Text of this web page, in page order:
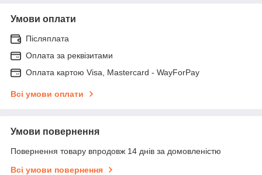
Умови оплати
Післяплата
Оплата за реквізитами
Оплата картою Visa, Mastercard - WayForPay
Всі умови оплати
Умови повернення
Повернення товару впродовж 14 днів за домовленістю
Всі умови повернення